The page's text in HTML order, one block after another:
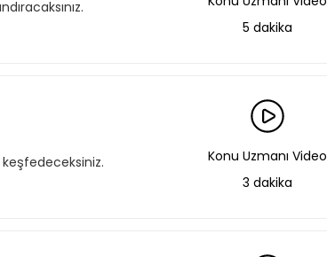
5 dakika
Konu Uzmanı Video
3 dakika
daha avantajlı bir şekilde erişebilirsin.
Basic Paketi Kapsar
içerisindeki eğitimlere ek olarak, hazır öğrenme
haline getirdiğimiz gelişim yolculukları; liderlik